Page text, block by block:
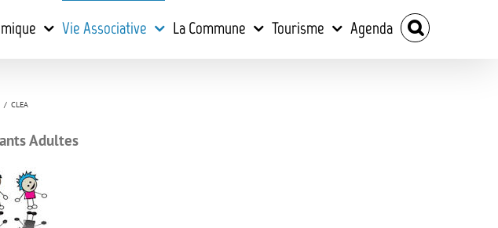
Vie Associative La Commune Tourisme Agenda
/ CLEA
Adultes